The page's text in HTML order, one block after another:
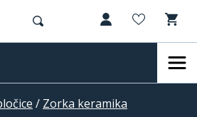
/ Zorka keramika